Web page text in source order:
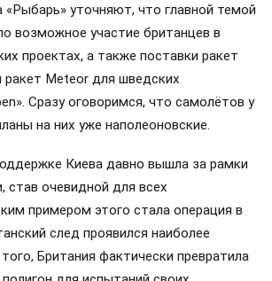
уточняют, что главной темой
возможное участие британцев в
проектах, а также поставки ракет
Meteor для шведских
Сразу оговоримся, что самолётов у
на них уже наполеоновские.
Киева давно вышла за рамки
став очевидной для всех
примером этого стала операция в
след проявился наиболее
Британия фактически превратила